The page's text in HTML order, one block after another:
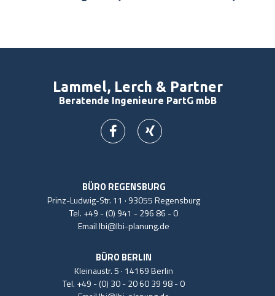
Lammel, Lerch & Partner
Beratende Ingenieure PartG mbB
BÜRO REGENSBURG
Prinz-Ludwig-Str. 11 · 93055 Regensburg
Tel. +49 - (0) 941 - 296 86 - 0
Emaillbi@lbi-planung.de
BÜRO BERLIN
Kleinaustr. 5 · 14169 Berlin
Tel. +49 - (0) 30 - 20 60 39 98 - 0